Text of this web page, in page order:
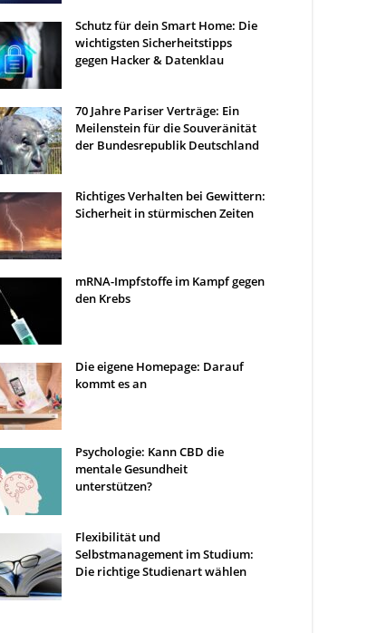
Schutz für dein Smart Home: Die
wichtigsten Sicherheitstipps
gegen Hacker & Datenklau
70 Jahre Pariser Verträge: Ein
Meilenstein für die Souveränität
der Bundesrepublik Deutschland
Richtiges Verhalten bei Gewittern:
Sicherheit in stürmischen Zeiten
mRNA-Impfstoffe im Kampf gegen
den Krebs
Die eigene Homepage: Darauf
kommt es an
Psychologie: Kann CBD die
mentale Gesundheit
unterstützen?
Flexibilität und
Selbstmanagement im Studium:
Die richtige Studienart wählen